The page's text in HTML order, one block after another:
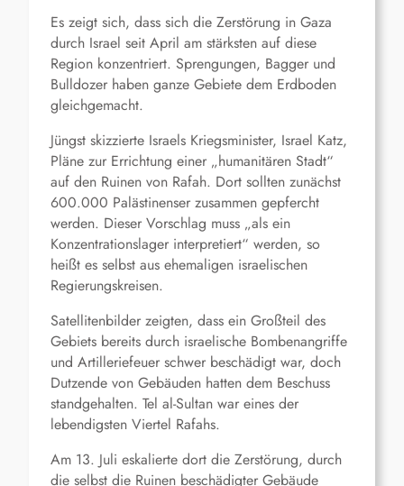
Es zeigt sich, dass sich die Zerstörung in Gaza
durch Israel seit April am stärksten auf diese
Region konzentriert. Sprengungen, Bagger und
Bulldozer haben ganze Gebiete dem Erdboden
gleichgemacht.
Jüngst skizzierte Israels Kriegsminister, Israel Katz,
Pläne zur Errichtung einer „humanitären Stadt“
auf den Ruinen von Rafah. Dort sollten zunächst
600.000 Palästinenser zusammen gepfercht
werden. Dieser Vorschlag muss „als ein
Konzentrationslager interpretiert“ werden, so
heißt es selbst aus ehemaligen israelischen
Regierungskreisen.
Satellitenbilder zeigten, dass ein Großteil des
Gebiets bereits durch israelische Bombenangriffe
und Artilleriefeuer schwer beschädigt war, doch
Dutzende von Gebäuden hatten dem Beschuss
standgehalten. Tel al-Sultan war eines der
lebendigsten Viertel Rafahs.
Am 13. Juli eskalierte dort die Zerstörung, durch
die selbst die Ruinen beschädigter Gebäude